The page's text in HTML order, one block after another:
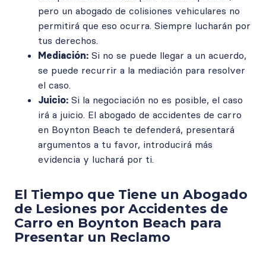
pero un abogado de colisiones vehiculares no
permitirá que eso ocurra. Siempre lucharán por
tus derechos.
Mediación: Si no se puede llegar a un acuerdo,
se puede recurrir a la mediación para resolver
el caso.
Juicio: Si la negociación no es posible, el caso
irá a juicio. El abogado de accidentes de carro
en Boynton Beach te defenderá, presentará
argumentos a tu favor, introducirá más
evidencia y luchará por ti.
El Tiempo que Tiene un Abogado
de Lesiones por Accidentes de
Carro en Boynton Beach para
Presentar un Reclamo